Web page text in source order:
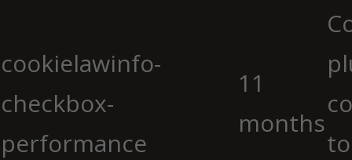
cookielawinfo-
checkbox-
performance
11
months